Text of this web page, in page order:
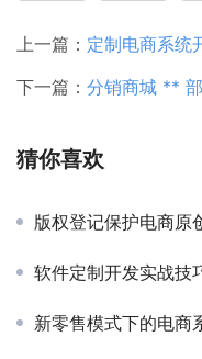
上一篇： 定制电商系统
下一篇： 分销商城 **
猜你喜欢
版权登记保护电商原
软件定制开发实战技
新零售模式下的电商